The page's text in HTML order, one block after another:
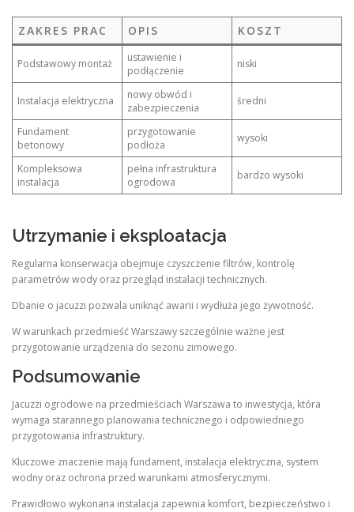
ZAKRES PRAC OPIS KOSZT
Podstawowy montaż
ustawienie i
podłączenie
niski
Instalacja elektryczna
nowy obwód i
zabezpieczenia
średni
Fundament
betonowy
przygotowanie
podłoża
wysoki
Kompleksowa
instalacja
pełna infrastruktura
ogrodowa
bardzo wysoki
Utrzymanie i eksploatacja
Regularna konserwacja obejmuje czyszczenie filtrów, kontrolę
parametrów wody oraz przegląd instalacji technicznych.
Dbanie o jacuzzi pozwala uniknąć awarii i wydłuża jego żywotność.
W warunkach przedmieść Warszawy szczególnie ważne jest
przygotowanie urządzenia do sezonu zimowego.
Podsumowanie
Jacuzzi ogrodowe na przedmieściach Warszawa to inwestycja, która
wymaga starannego planowania technicznego i odpowiedniego
przygotowania infrastruktury.
Kluczowe znaczenie mają fundament, instalacja elektryczna, system
wodny oraz ochrona przed warunkami atmosferycznymi.
Prawidłowo wykonana instalacja zapewnia komfort, bezpieczeństwo i